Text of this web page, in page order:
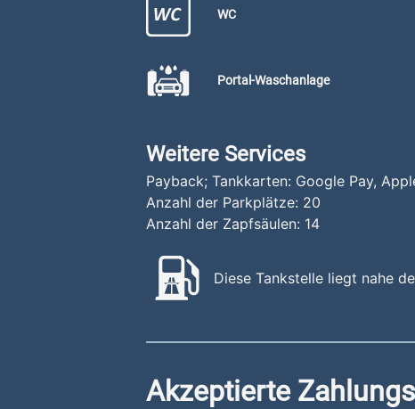
WC
Portal-Waschanlage
Weitere Services
Payback; Tankkarten: Google Pay,
Anzahl der Parkplätze: 20
Anzahl der Zapfsäulen: 14
Diese Tankstelle liegt nahe
Akzeptierte